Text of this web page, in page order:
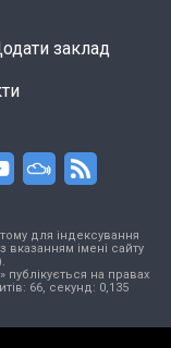
заклад
для індексування
вказанням імені сайту
публікується на правах
66, секунд: 0,135